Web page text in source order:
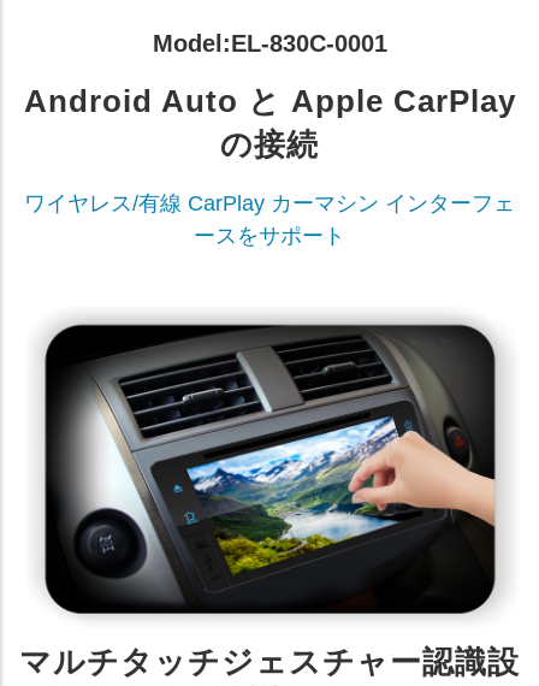
Model:EL-830C-0001
Android Auto と Apple CarPlay
の接続
ワイヤレス/有線 CarPlay カーマシン インターフェ
ースをサポート
マルチタッチジェスチャー認識設